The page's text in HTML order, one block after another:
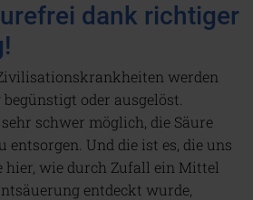
dank richtiger
werden
oder ausgelöst.
schwer möglich, die Säure
entsorgen. Und die ist es, die uns
hier, wie durch Zufall ein Mittel
entdeckt wurde,